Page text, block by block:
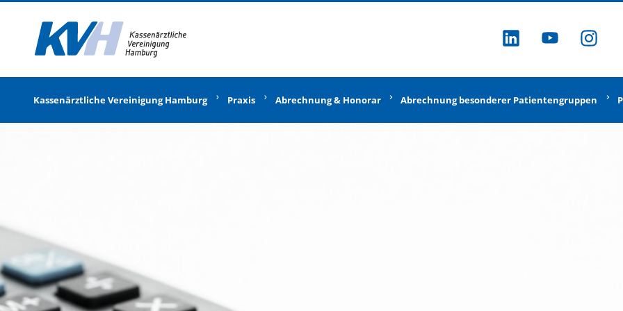
ZU ZU
Kassenärztliche Vereinigung Hamburg Praxis Abrechnung & Honorar Abrechnung besonderer Patientengruppen